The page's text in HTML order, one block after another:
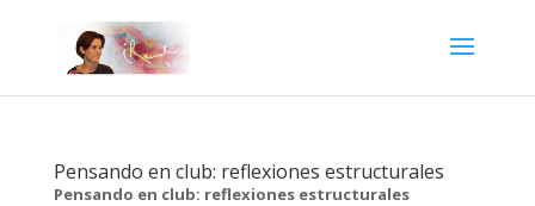
Pensando en club: reflexiones estructurales
Pensando en club: reflexiones estructurales